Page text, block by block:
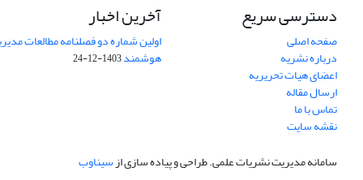
دسترسی سریع
صفحه اصلی
درباره نشریه
اعضای هیات تحریریه
ارسال مقاله
تماس با ما
نقشه سایت
آخرین اخبار
اولین شماره دو فصلنامه مطالعات
هوشمند1403-12-24
سامانه مدیریت نشریات علمی.طراحی و پیاده سازی ازسیناوب